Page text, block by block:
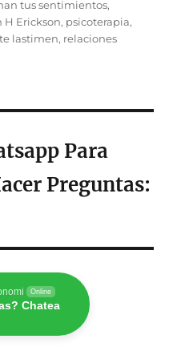
tus sentimientos,
H Erickson, psicoterapia,
lastimen, relaciones
Para
Preguntas:
Online
Chatea